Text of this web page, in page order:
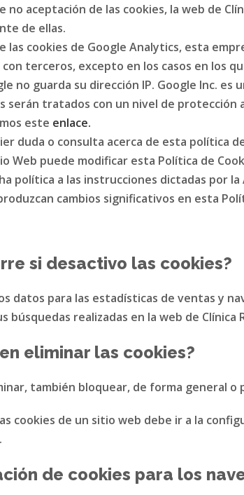
no aceptación de las cookies, la web de
de ellas.
las cookies de Google Analytics, esta
terceros, excepto en los casos en los
no guarda su dirección IP. Google Inc.
serán tratados con un nivel de protección
este enlace.
duda o consulta acerca de esta política
Web puede modificar esta Política de
política a las instrucciones dictadas por
cambios significativos en esta
si desactivo las cookies?
datos para las estadísticas de ventas y
búsquedas realizadas en la web de Clínica
eliminar las cookies?
también bloquear, de forma general
cookies de un sitio web debe ir a la
de cookies para los